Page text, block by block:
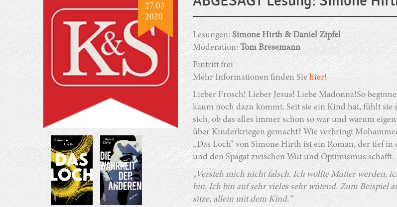
27.03
2020
Lesungen:Simone Hirth & Daniel Zipfel
Moderation:Tom Bresemann
Eintritt frei
Mehr Informationen finden Siehier!
Lieber Frosch! Lieber Jesus! Liebe Madonna!So
kaum noch dazu kommt. Seit sie ein Kind hat, fühlt
sich, ob das alles immer schon so war und warum
über Kinderkriegen gemacht? Wie verbringt
„Das Loch“ von Simone Hirth ist ein Roman, der tief
und den Spagat zwischen Wut und Optimismus schafft.
„Versteh mich nicht falsch. Ich wollte Mutter werden,
bin. Ich bin auf sehr vieles sehr wütend. Zum Beispiel
sitze, allein mit dem Kind.“